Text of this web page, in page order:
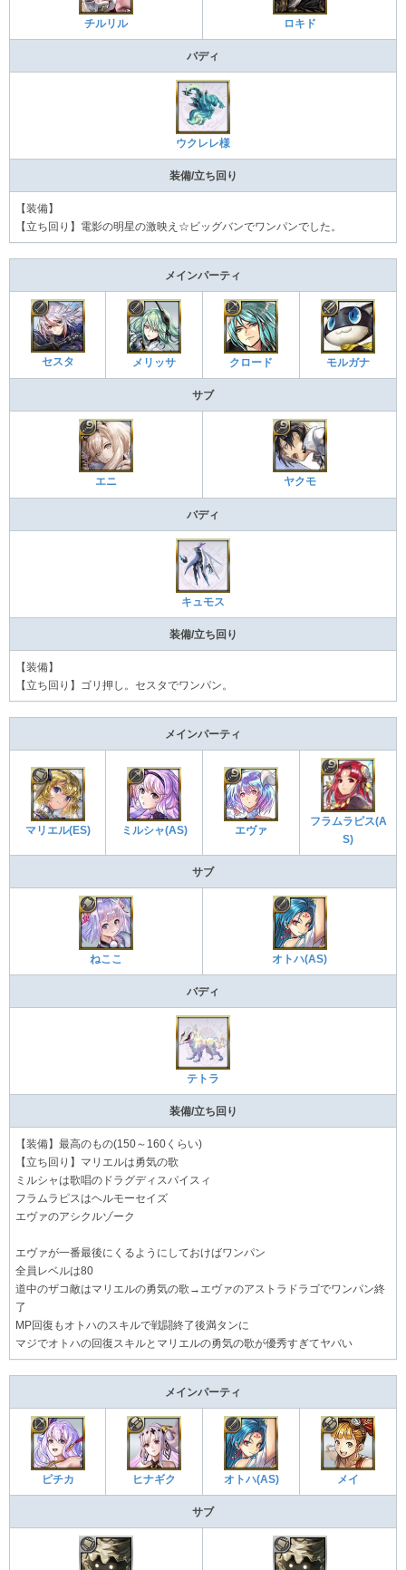
チルリル ロキド
バディ
ウクレレ様
装備/立ち回り
【装備】
【立ち回り】電影の明星の激映え☆ビッグバンでワンパンでした。
メインパーティ
セスタ メリッサ クロード モルガナ
サブ
エニ ヤクモ
バディ
キュモス
装備/立ち回り
【装備】
【立ち回り】ゴリ押し。セスタでワンパン。
メインパーティ
マリエル(ES) ミルシャ(AS) エヴァ
フラムラピス(A
S)
サブ
ねここ オトハ(AS)
バディ
テトラ
装備/立ち回り
【装備】最高のもの(150～160くらい)
【立ち回り】マリエルは勇気の歌
ミルシャは歌唱のドラグディスパイスィ
フラムラピスはヘルモーセイズ
エヴァのアシクルゾーク
エヴァが一番最後にくるようにしておけばワンパン
全員レベルは80
道中のザコ敵はマリエルの勇気の歌→エヴァのアストラドラゴでワンパン終
了
MP回復もオトハのスキルで戦闘終了後満タンに
マジでオトハの回復スキルとマリエルの勇気の歌が優秀すぎてヤバい
メインパーティ
ピチカ ヒナギク オトハ(AS) メイ
サブ